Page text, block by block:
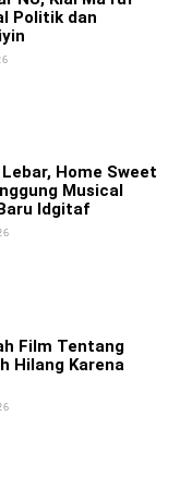
Politik dan
Home Sweet
Musical
Idgitaf
Film Tentang
Hilang Karena